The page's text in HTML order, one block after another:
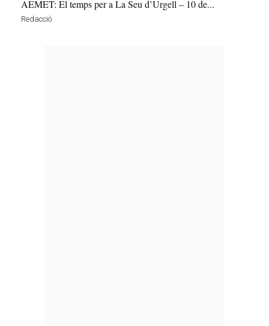
AEMET: El temps per a La Seu d’Urgell – 10 de...
Redacció